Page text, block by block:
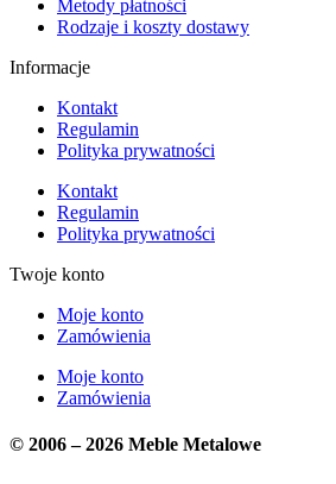
Metody płatności
Rodzaje i koszty dostawy
Informacje
Kontakt
Regulamin
Polityka prywatności
Kontakt
Regulamin
Polityka prywatności
Twoje konto
Moje konto
Zamówienia
Moje konto
Zamówienia
© 2006 – 2026 Meble Metalowe